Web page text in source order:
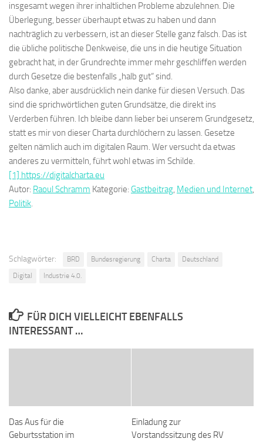
insgesamt wegen ihrer inhaltlichen Probleme abzulehnen. Die
Überlegung, besser überhaupt etwas zu haben und dann
nachträglich zu verbessern, ist an dieser Stelle ganz falsch. Das ist
die übliche politische Denkweise, die uns in die heutige Situation
gebracht hat, in der Grundrechte immer mehr geschliffen werden
durch Gesetze die bestenfalls „halb gut“ sind.
Also danke, aber ausdrücklich nein danke für diesen Versuch. Das
sind die sprichwörtlichen guten Grundsätze, die direkt ins
Verderben führen. Ich bleibe dann lieber bei unserem Grundgesetz,
statt es mir von dieser Charta durchlöchern zu lassen. Gesetze
gelten nämlich auch im digitalen Raum. Wer versucht da etwas
anderes zu vermitteln, führt wohl etwas im Schilde.
[1] https://digitalcharta.eu
Autor: Raoul Schramm Kategorie: Gastbeitrag, Medien und Internet,
Politik.
Schlagwörter: BRD Bundesregierung Charta
Deutschland
Digital
Industrie 4.0.
FÜR DICH VIELLEICHT EBENFALLS
INTERESSANT …
Das Aus für die
Geburtsstation im
Einladung zur
Vorstandssitzung des RV